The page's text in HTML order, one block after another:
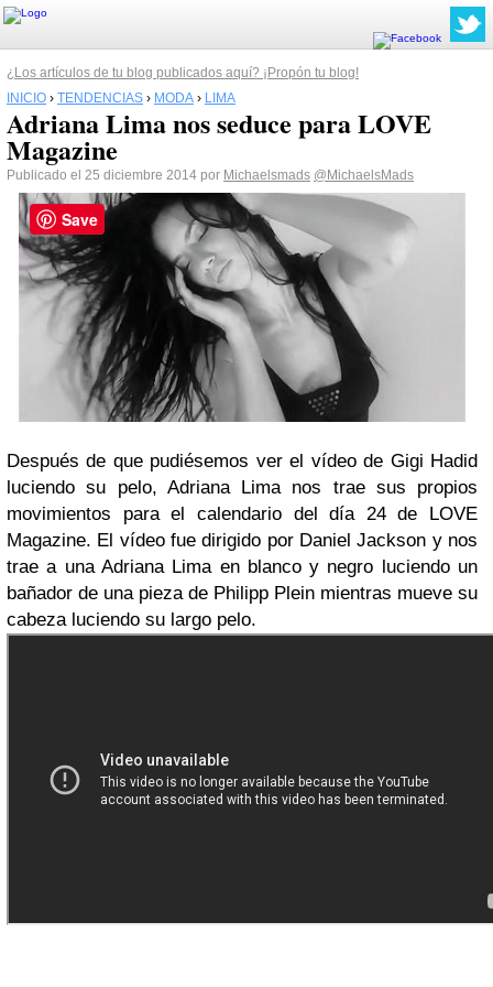
¿Los artículos de tu blog publicados aquí? ¡Propón tu blog!
INICIO › TENDENCIAS › MODA › LIMA
Adriana Lima nos seduce para LOVE
Magazine
Publicado el 25 diciembre 2014 por Michaelsmads @MichaelsMads
Después de que pudiésemos ver el vídeo de Gigi Hadid
luciendo su pelo, Adriana Lima nos trae sus propios
movimientos para el calendario del día 24 de LOVE
Magazine. El vídeo fue dirigido por Daniel Jackson y nos
trae a una Adriana Lima en blanco y negro luciendo un
bañador de una pieza de Philipp Plein mientras mueve su
cabeza luciendo su largo pelo.
Save